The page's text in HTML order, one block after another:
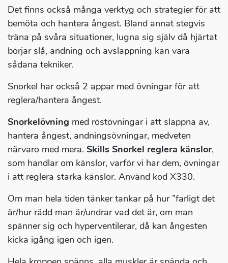
Det finns också många verktyg och strategier för att
bemöta och hantera ångest. Bland annat stegvis
träna på svåra situationer, lugna sig själv då hjärtat
börjar slå, andning och avslappning kan vara
sådana tekniker.
Snorkel har också 2 appar med övningar för att
reglera/hantera ångest.
Snorkelövning med röstövningar i att slappna av,
hantera ångest, andningsövningar, medveten
närvaro med mera. Skills Snorkel reglera känslor,
som handlar om känslor, varför vi har dem, övningar
i att reglera starka känslor. Använd kod X330.
Om man hela tiden tänker tankar på hur ”farligt det
är/hur rädd man är/undrar vad det är, om man
spänner sig och hyperventilerar, då kan ångesten
kicka igång igen och igen.